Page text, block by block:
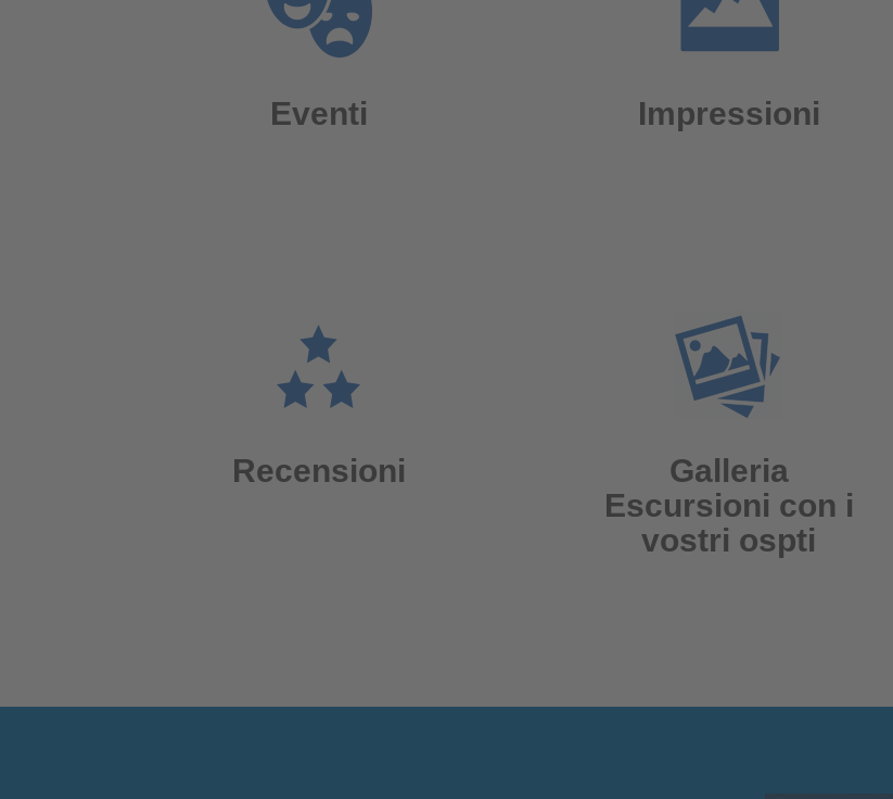
Eventi Impressioni
Recensioni
Galleria
Escursioni con i
vostri ospti